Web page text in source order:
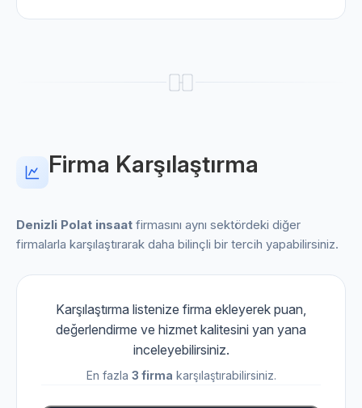
Firma Karşılaştırma
Denizli Polat insaat firmasını aynı sektördeki diğer
firmalarla karşılaştırarak daha bilinçli bir tercih yapabilirsiniz.
Karşılaştırma listenize firma ekleyerek puan,
değerlendirme ve hizmet kalitesini yan yana
inceleyebilirsiniz.
En fazla 3 firma karşılaştırabilirsiniz.